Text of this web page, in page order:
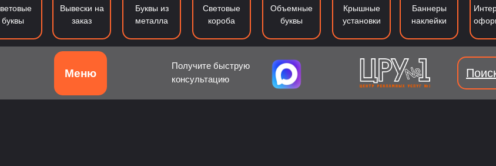
Объемные буквы Буквы из металла Лайтбоксы Вывеки
буквы
Вывески на
заказ
Буквы из
металла
Световые
короба
Объемные
буквы
Крышные
установки
Баннеры
наклейки
Получите быструю
консультацию
Меню